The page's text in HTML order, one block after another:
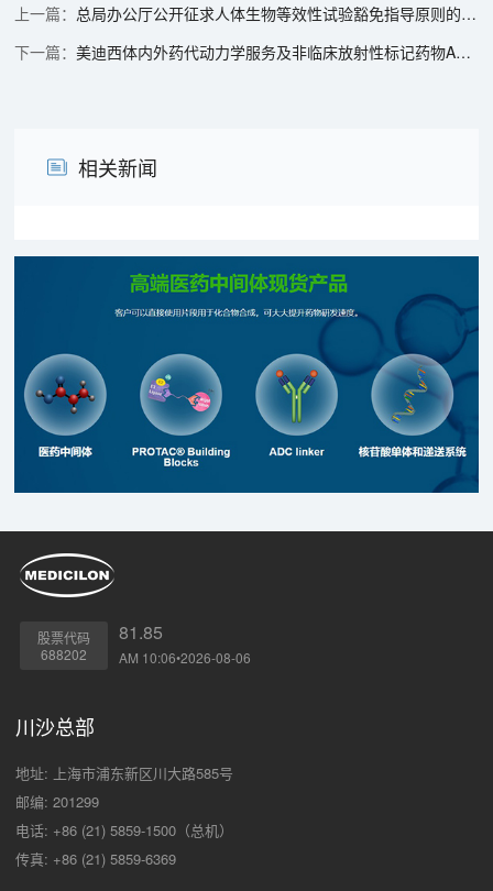
总局办公厅公开征求人体生物等效性试验豁免指导原则的意见
美迪西体内外药代动力学服务及非临床放射性标记药物ADME研究服务
相关新闻
股票代码
688202
81.85
AM 10:06•2026-08-06
川沙总部
地址: 上海市浦东新区川大路585号
邮编: 201299
电话: +86 (21) 5859-1500（总机）
传真: +86 (21) 5859-6369